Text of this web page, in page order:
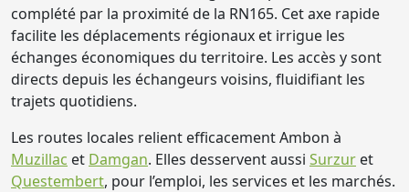
complété par la proximité de la RN165. Cet axe rapide
facilite les déplacements régionaux et irrigue les
échanges économiques du territoire. Les accès y sont
directs depuis les échangeurs voisins, fluidifiant les
trajets quotidiens.
Les routes locales relient efficacement Ambon à
Muzillac et Damgan. Elles desservent aussi Surzur et
Questembert, pour l’emploi, les services et les marchés.